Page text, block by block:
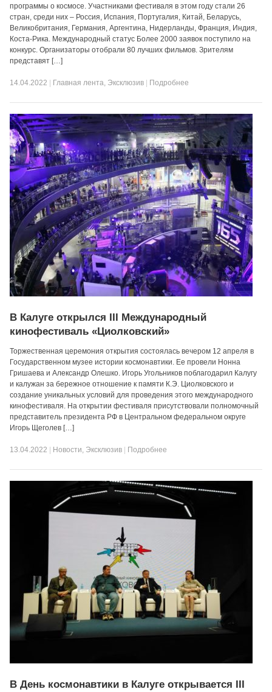
программы о космосе. Участниками фестиваля в этом году стали 26
стран, среди них – Россия, Испания, Португалия, Китай, Беларусь,
Великобритания, Германия, Аргентина, Нидерланды, Франция, Индия,
Коста-Рика. Международный статус Более 2000 заявок поступило на
конкурс. Организаторы отобрали 80 лучших фильмов. Зрителям
представят […]
14.04.2022 Главная лента, Эксклюзив Подробнее
В Калуге открылся III Международный
кинофестиваль «Циолковский»
Торжественная церемония открытия состоялась вечером 12 апреля в
Государственном музее истории космонавтики. Ее провели Нонна
Гришаева и Александр Олешко. Игорь Угольников поблагодарил Калугу
и калужан за бережное отношение к памяти К.Э. Циолковского и
создание уникальных условий для проведения этого международного
кинофестиваля. На открытии фестиваля присутствовали полномочный
представитель президента РФ в Центральном федеральном округе
Игорь Щеголев […]
13.04.2022 Новости, Эксклюзив Подробнее
В День космонавтики в Калуге открывается III